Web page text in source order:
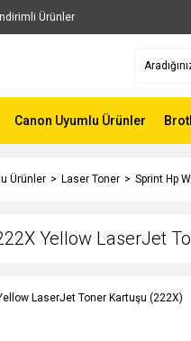
Ürünler
Canon Uyumlu Ürünler
Ürünler Laser Toner Sprint Hp
Yellow LaserJet